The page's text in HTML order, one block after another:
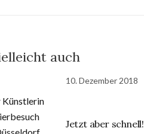
auch
10. Dezember 2018
Jetzt aber schnell!